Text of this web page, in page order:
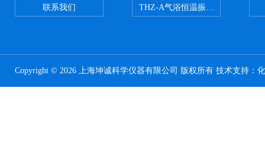
联系我们 THZ-A气浴恒温振荡器
Copyright © 2026 上海坤诚科学仪器有限公司 版权所有 技术支持：